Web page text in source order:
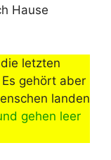
Hause
letzten
gehört aber
landen
gehen leer